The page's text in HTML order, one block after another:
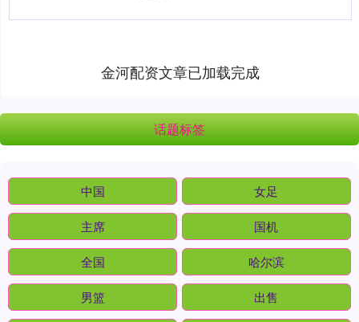
金河配资文章已加载完成
话题标签
中国 女足
主席 国机
全国 哈尔滨
男篮 出售